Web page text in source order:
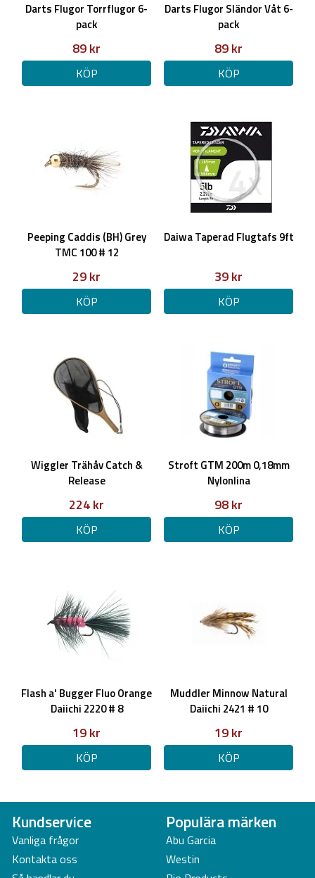
Darts Flugor Torrflugor 6-
pack
89 kr
KÖP
Darts Flugor Sländor Våt 6-
pack
89 kr
KÖP
Peeping Caddis (BH) Grey
TMC 100 # 12
29 kr
KÖP
Daiwa Taperad Flugtafs 9ft
39 kr
KÖP
Wiggler Trähåv Catch &
Release
224 kr
KÖP
Stroft GTM 200m 0,18mm
Nylonlina
98 kr
KÖP
Flash a' Bugger Fluo Orange
Daiichi 2220 # 8
19 kr
KÖP
Muddler Minnow Natural
Daiichi 2421 # 10
19 kr
KÖP
Kundservice
Vanliga frågor
Kontakta oss
Populära märken
Abu Garcia
Westin